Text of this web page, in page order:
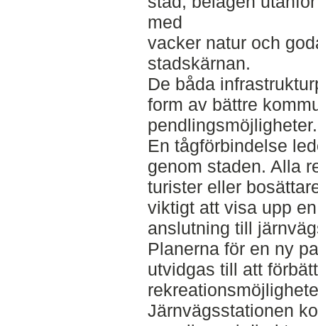
med
vacker natur och
stadskärnan.
De båda
form av bättre
pendlingsmöjligheter.
En tågförbindelse
genom staden. Alla
turister eller
viktigt att visa upp
anslutning till
Planerna för en ny
utvidgas till att
Järnvägsstationen